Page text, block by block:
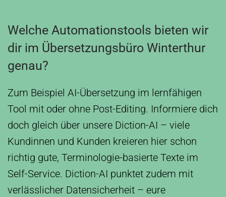
Welche Automationstools bieten wir
dir im Übersetzungsbüro Winterthur
genau?
Zum Beispiel AI-Übersetzung im lernfähigen
Tool mit oder ohne Post-Editing. Informiere dich
doch gleich über unsere Diction-AI – viele
Kundinnen und Kunden kreieren hier schon
richtig gute, Terminologie-basierte Texte im
Self-Service. Diction-AI punktet zudem mit
verlässlicher Datensicherheit – eure